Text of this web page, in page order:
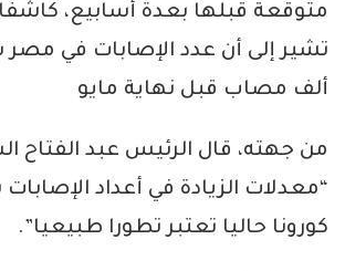
متوقعة قبلها بعدة أسابيع،
ألف مصاب قبل نهاية مايو
من جهته، قال الرئيس عبد الفتاح
“معدلات الزيادة في أعداد
كورونا حاليا تعتبر تطورا طبيعيا”.